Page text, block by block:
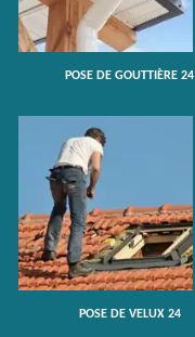
POSE DE GOUTTIÈRE 24
POSE DE VELUX 24